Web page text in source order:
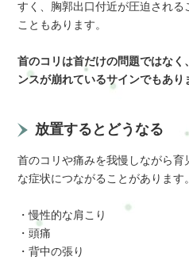
すく、胸郭出口付近が圧迫される
こともあります。
首のコリは首だけの問題ではなく
ンスが崩れているサインでもあり
放置するとどうなる
首のコリや痛みを我慢しながら育
な症状につながることがあります。
・慢性的な肩こり
・頭痛
・背中の張り